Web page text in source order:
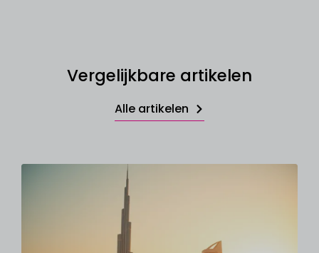
Vergelijkbare artikelen
Alle artikelen